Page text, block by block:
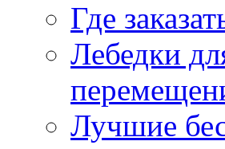
Где
Лебедки
Лучшие